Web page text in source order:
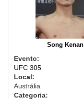
Song Kenan
Evento:
UFC 305
Local:
Austrália
Categoria: